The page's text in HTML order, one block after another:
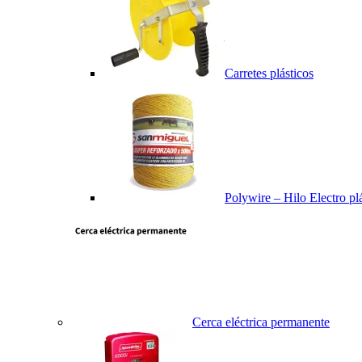
Carretes plásticos
Polywire – Hilo Electro
Cerca eléctrica permanente